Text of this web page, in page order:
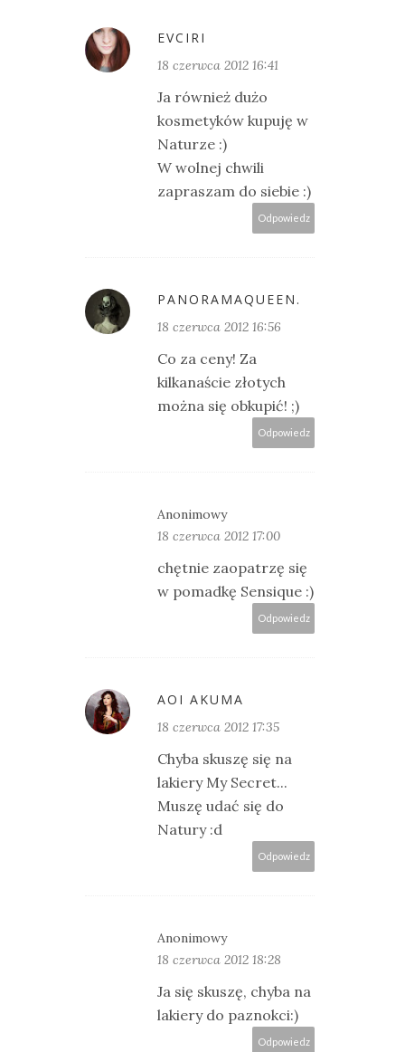
EVCIRI
18 czerwca 2012 16:41
Ja również dużo
kosmetyków kupuję w
Naturze :)
W wolnej chwili
zapraszam do siebie :)
Odpowiedz
PANORAMAQUEEN.
18 czerwca 2012 16:56
Co za ceny! Za
kilkanaście złotych
można się obkupić! ;)
Odpowiedz
Anonimowy
18 czerwca 2012 17:00
chętnie zaopatrzę się
w pomadkę Sensique :)
Odpowiedz
AOI AKUMA
18 czerwca 2012 17:35
Chyba skuszę się na
lakiery My Secret...
Muszę udać się do
Natury :d
Odpowiedz
Anonimowy
18 czerwca 2012 18:28
Ja się skuszę, chyba na
lakiery do paznokci:)
Odpowiedz